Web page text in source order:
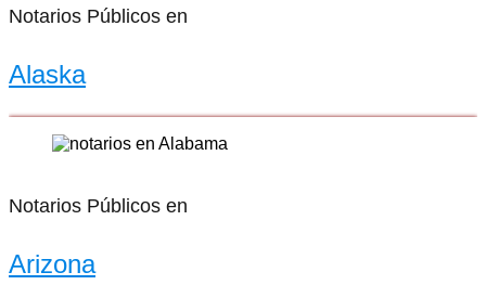
Notarios Públicos en
Alaska
Notarios Públicos en
Arizona